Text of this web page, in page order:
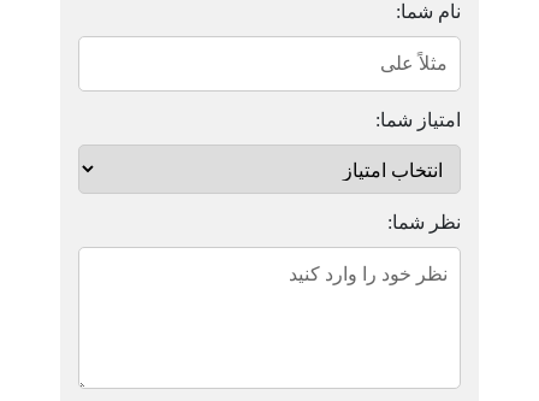
نام شما:
امتیاز شما:
نظر شما: